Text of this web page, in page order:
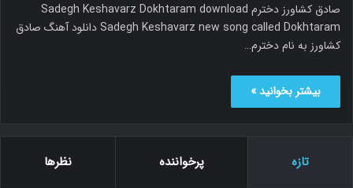
صادق کشاورز دخترم Sadegh Keshavarz Dokhtaram download
Sadegh Keshavarz new song called Dokhtaram دانلود آهنگ صادق
کشاورز به نام دخترم…
بیشتر بخوانید »
تازه پرخواننده نظرها